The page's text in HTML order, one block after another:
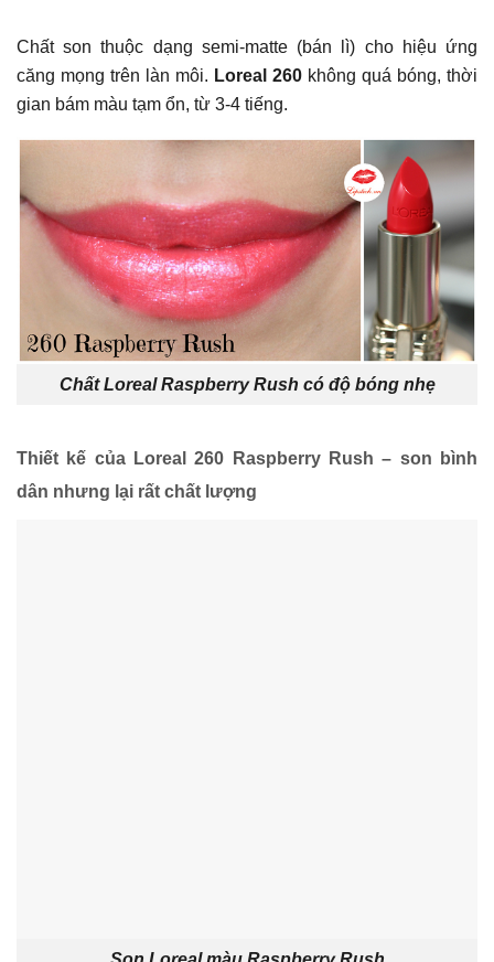
Chất son thuộc dạng semi-matte (bán lì) cho hiệu ứng
căng mọng trên làn môi. Loreal 260 không quá bóng, thời
gian bám màu tạm ổn, từ 3-4 tiếng.
Chất Loreal Raspberry Rush có độ bóng nhẹ
Thiết kế của Loreal 260 Raspberry Rush – son bình
dân nhưng lại rất chất lượng